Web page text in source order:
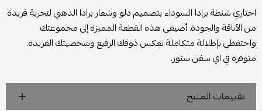
اختاري شنطة برادا السوداء بتصميم دلو وشعار برادا الذهبي لتجربة فريدة
من الأناقة والجودة. أضيفي هذه القطعة المميزة إلى مجموعتك
واحتفظي بإطلالة متكاملة تعكس ذوقك الرفيع وشخصيتك الفريدة.
متوفرة في اي سفن ستور.
تقييمات المنتج